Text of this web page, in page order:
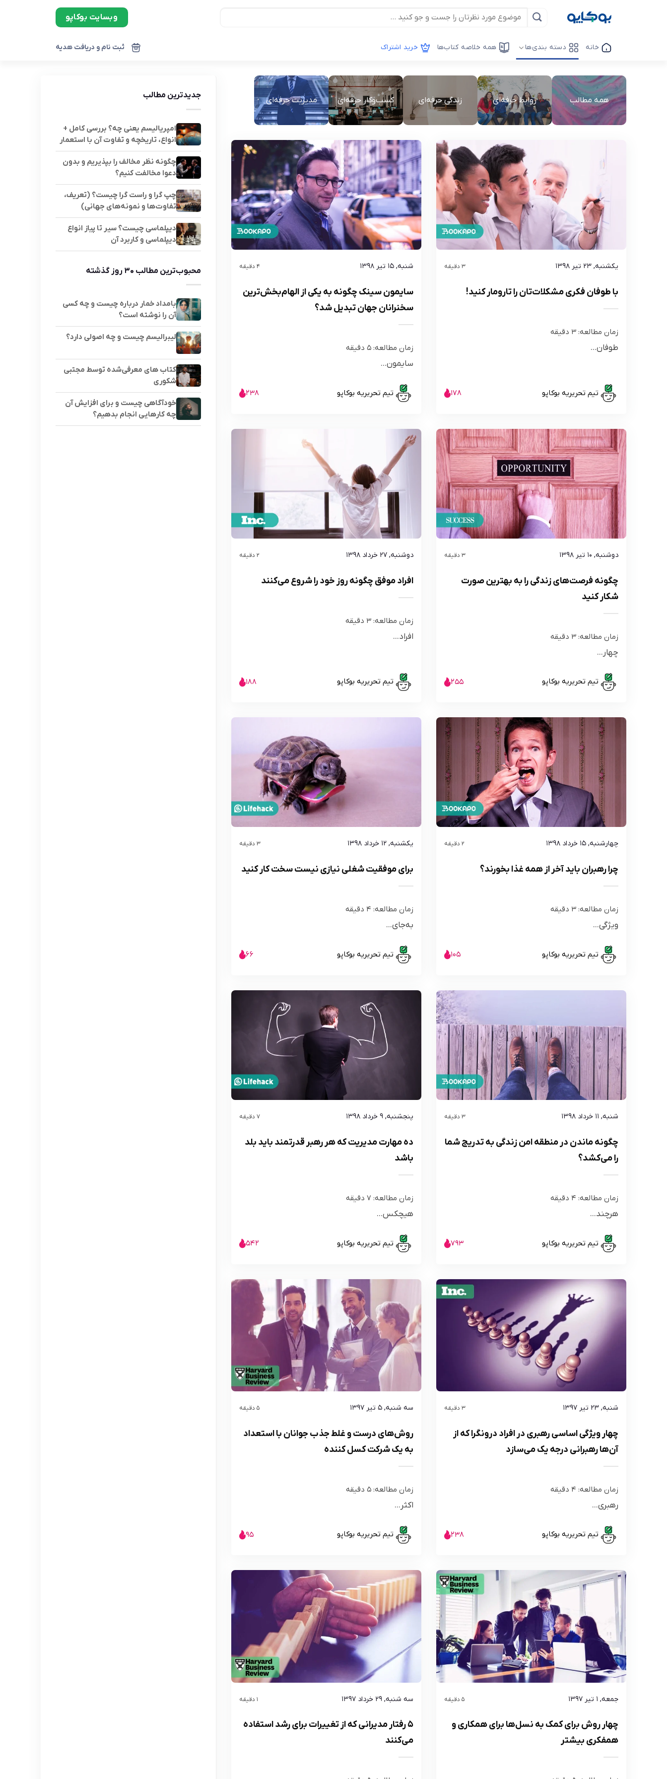
وبسایت بوکاپو
خانه دسته بندی‌ها همه خلاصه کتاب‌ها خرید اشتراک ثبت نام و دریافت هدیه
همه مطالب روابط حرفه‌ای زندگی حرفه‌ای کسب‌وکار حرفه‌ای مدیریت حرفه‌ای
یکشنبه, ۲۳ تیر ۱۳۹۸ 3 دقیقه
با طوفان فکری مشکلات‌تان را تارومار کنید!
زمان مطالعه: 3 دقیقه
طوفان...
تیم تحریریه بوکاپو 178
شنبه, ۱۵ تیر ۱۳۹۸ 4 دقیقه
سایمون سینک چگونه به یکی از الهام‌بخش‌ترین
سخنرانان جهان تبدیل شد؟
زمان مطالعه: 5 دقیقه
سایمون...
تیم تحریریه بوکاپو 238
دوشنبه, ۱۰ تیر ۱۳۹۸ 3 دقیقه
چگونه فرصت‌های زندگی را به بهترین صورت
شکار کنید
زمان مطالعه: 3 دقیقه
چهار...
تیم تحریریه بوکاپو 255
دوشنبه, ۲۷ خرداد ۱۳۹۸ 2 دقیقه
افراد موفق چگونه روز خود را شروع می‌کنند
زمان مطالعه: 3 دقیقه
افراد...
تیم تحریریه بوکاپو 188
چهارشنبه, ۱۵ خرداد ۱۳۹۸ 2 دقیقه
چرا رهبران باید آخر از همه غذا بخورند؟
زمان مطالعه: 3 دقیقه
ویژگی...
تیم تحریریه بوکاپو 105
یکشنبه, ۱۲ خرداد ۱۳۹۸ 3 دقیقه
برای موفقیت شغلی نیازی نیست سخت کار کنید
زمان مطالعه: 4 دقیقه
به‌جای...
تیم تحریریه بوکاپو 66
شنبه, ۱۱ خرداد ۱۳۹۸ 3 دقیقه
چگونه ماندن در منطقه امن زندگی به تدریج شما
را می‌کشد؟
زمان مطالعه: 4 دقیقه
هرچند...
تیم تحریریه بوکاپو 793
پنجشنبه, ۹ خرداد ۱۳۹۸ 7 دقیقه
ده مهارت مدیریت که هر رهبر قدرتمند باید بلد
باشد
زمان مطالعه: 7 دقیقه
هیچکس...
تیم تحریریه بوکاپو 542
شنبه, ۲۳ تیر ۱۳۹۷ 3 دقیقه
چهار ویژگی اساسی رهبری در افراد درونگرا که از
آن‌ها رهبرانی درجه یک می‌سازد
زمان مطالعه: 4 دقیقه
رهبری...
تیم تحریریه بوکاپو 238
سه شنبه, ۵ تیر ۱۳۹۷ 5 دقیقه
روش‌های درست و غلط جذب جوانان با استعداد
به یک شرکت کسل کننده
زمان مطالعه: 5 دقیقه
اکثر...
تیم تحریریه بوکاپو 95
جمعه, ۱ تیر ۱۳۹۷ 5 دقیقه
چهار روش برای کمک به نسل‌ها برای همکاری و
همفکری بیشتر
سه شنبه, ۲۹ خرداد ۱۳۹۷ 1 دقیقه
۵ رفتار مدیرانی که از تغییرات برای رشد استفاده
می‌کنند
جدیدترین مطالب
امپریالیسم یعنی چه؟ بررسی کامل +
انواع، تاریخچه و تفاوت آن با استعمار
چگونه نظر مخالف را بپذیریم و بدون
دعوا مخالفت کنیم؟
چپ گرا و راست گرا چیست؟ (تعریف،
تفاوت‌ها و نمونه‌های جهانی)
دیپلماسی چیست؟ سیر تا پیاز انواع
دیپلماسی و کاربرد آن
محبوب‌ترین مطالب ۳۰ روز گذشته
بامداد خمار درباره چیست و چه کسی
آن را نوشته است؟
لیبرالیسم چیست و چه اصولی دارد؟
کتاب های معرفی‌شده توسط مجتبی
شکوری
خودآگاهی چیست و برای افزایش آن
چه کارهایی انجام بدهیم؟